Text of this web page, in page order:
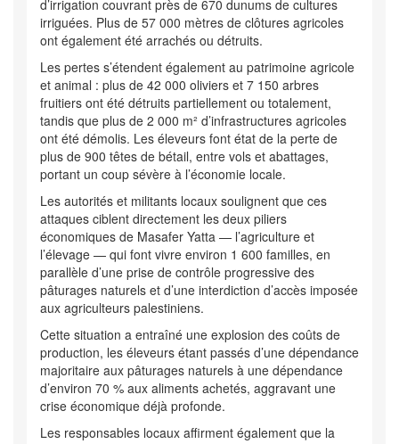
d’irrigation couvrant près de 670 dunums de cultures
irriguées. Plus de 57 000 mètres de clôtures agricoles
ont également été arrachés ou détruits.
Les pertes s’étendent également au patrimoine agricole
et animal : plus de 42 000 oliviers et 7 150 arbres
fruitiers ont été détruits partiellement ou totalement,
tandis que plus de 2 000 m² d’infrastructures agricoles
ont été démolis. Les éleveurs font état de la perte de
plus de 900 têtes de bétail, entre vols et abattages,
portant un coup sévère à l’économie locale.
Les autorités et militants locaux soulignent que ces
attaques ciblent directement les deux piliers
économiques de Masafer Yatta — l’agriculture et
l’élevage — qui font vivre environ 1 600 familles, en
parallèle d’une prise de contrôle progressive des
pâturages naturels et d’une interdiction d’accès imposée
aux agriculteurs palestiniens.
Cette situation a entraîné une explosion des coûts de
production, les éleveurs étant passés d’une dépendance
majoritaire aux pâturages naturels à une dépendance
d’environ 70 % aux aliments achetés, aggravant une
crise économique déjà profonde.
Les responsables locaux affirment également que la